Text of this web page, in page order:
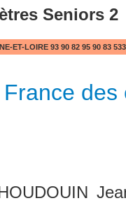
Seniors 2
ET-LOIRE 93 90 82 95 90 83